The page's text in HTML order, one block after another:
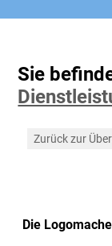
Sie
Zurück zur
Die